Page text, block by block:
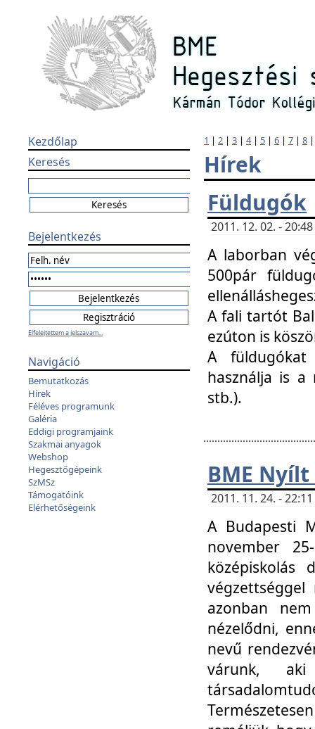
Kezdőlap
Keresés
Bejelentkezés
Elfelejtettem a jelszavam...
Navigáció
Bemutatkozás
Hírek
Féléves programunk
Galéria
Eddigi programjaink
Szakmai anyagok
Webshop
Hegesztőgépeink
SzMSz
Támogatóink
Elérhetőségeink
1 | 2 | 3 | 4| 5 | 6 | 7 | 8
Hírek
Füldugók
2011. 12. 02. -
A laborban
500pár
A fali tartót
ezúton is
A füldugókat
használja is a
stb.).
BME
2011. 11. 24. -
A Budapesti
november
középiskolás
azonban
nézelődni,
nevű
várunk, aki